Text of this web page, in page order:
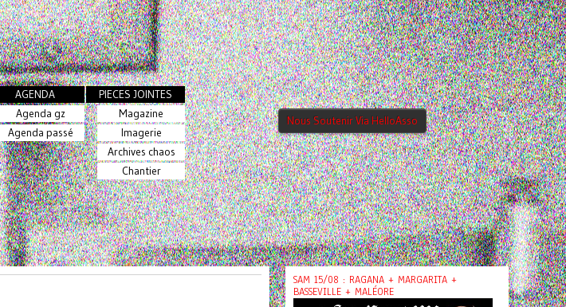
AGENDA
Agenda gz
Agenda passé
PIECES JOINTES
Magazine
Imagerie
Archives chaos
Chantier
Nous Soutenir Via HelloAsso
SAM 15/08 : RAGANA + MARGARITA +
BASSEVILLE + MALÉORE